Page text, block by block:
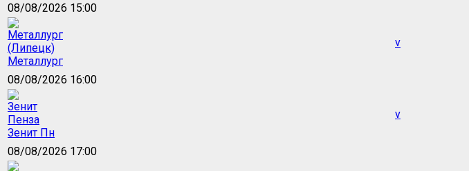
08/08/2026 15:00
Металлург
v
08/08/2026 16:00
Зенит Пн
v
08/08/2026 17:00